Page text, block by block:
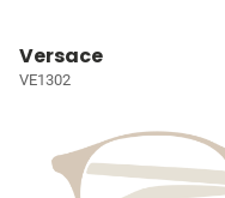
Versace
VE1302